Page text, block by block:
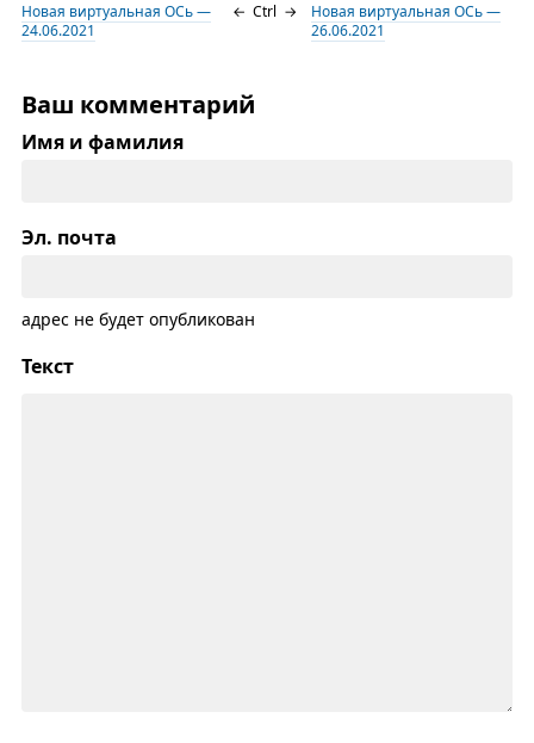
Новая виртуальная ОСь —
24.06.2021
← Ctrl →
Новая виртуальная ОСь —
26.06.2021
Ваш комментарий
Имя и фамилия
Эл. почта
адрес не будет опубликован
Текст